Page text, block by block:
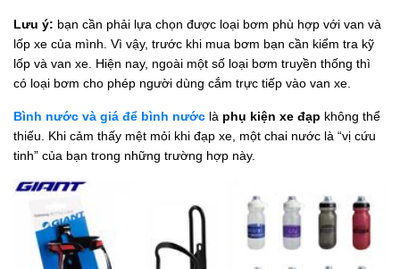
Lưu ý: bạn cần phải lựa chọn được loại bơm phù hợp với van và
lốp xe của mình. Vì vậy, trước khi mua bơm bạn cần kiểm tra kỹ
lốp và van xe. Hiện nay, ngoài một số loại bơm truyền thống thì
có loại bơm cho phép người dùng cắm trực tiếp vào van xe.
Bình nước và giá để bình nước là phụ kiện xe đạp không thể
thiếu. Khi cảm thấy mệt mỏi khi đạp xe, một chai nước là “vị cứu
tinh” của bạn trong những trường hợp này.